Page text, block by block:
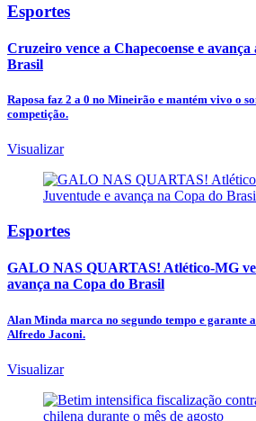
Esportes
Cruzeiro vence a Chapecoense e
Brasil
Raposa faz 2 a 0 no Mineirão e mantém vivo o
competição.
Visualizar
Esportes
GALO NAS QUARTAS! Atlético-MG
avança na Copa do Brasil
Alan Minda marca no segundo tempo e garante
Alfredo Jaconi.
Visualizar